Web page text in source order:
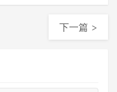
下一篇 >